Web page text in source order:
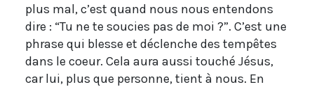
plus mal, c’est quand nous nous entendons
dire : “Tu ne te soucies pas de moi ?”. C’est une
phrase qui blesse et déclenche des tempêtes
dans le coeur. Cela aura aussi touché Jésus,
car lui, plus que personne, tient à nous. En